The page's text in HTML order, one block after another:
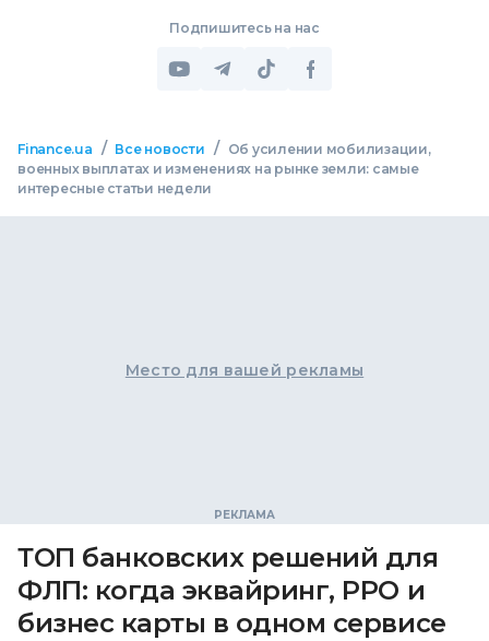
Подпишитесь на нас
Finance.ua / Все новости /
Об усилении мобилизации,
военных выплатах и ​​изменениях на рынке земли: самые
интересные статьи недели
Место для вашей рекламы
ТОП банковских решений для
ФЛП: когда эквайринг, РРО и
бизнес карты в одном сервисе